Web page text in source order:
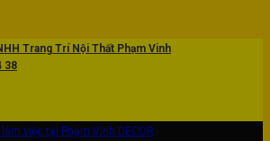
Trang Trí Nội Thất Phạm Vinh
38
việc tại Phạm Vinh DECOR